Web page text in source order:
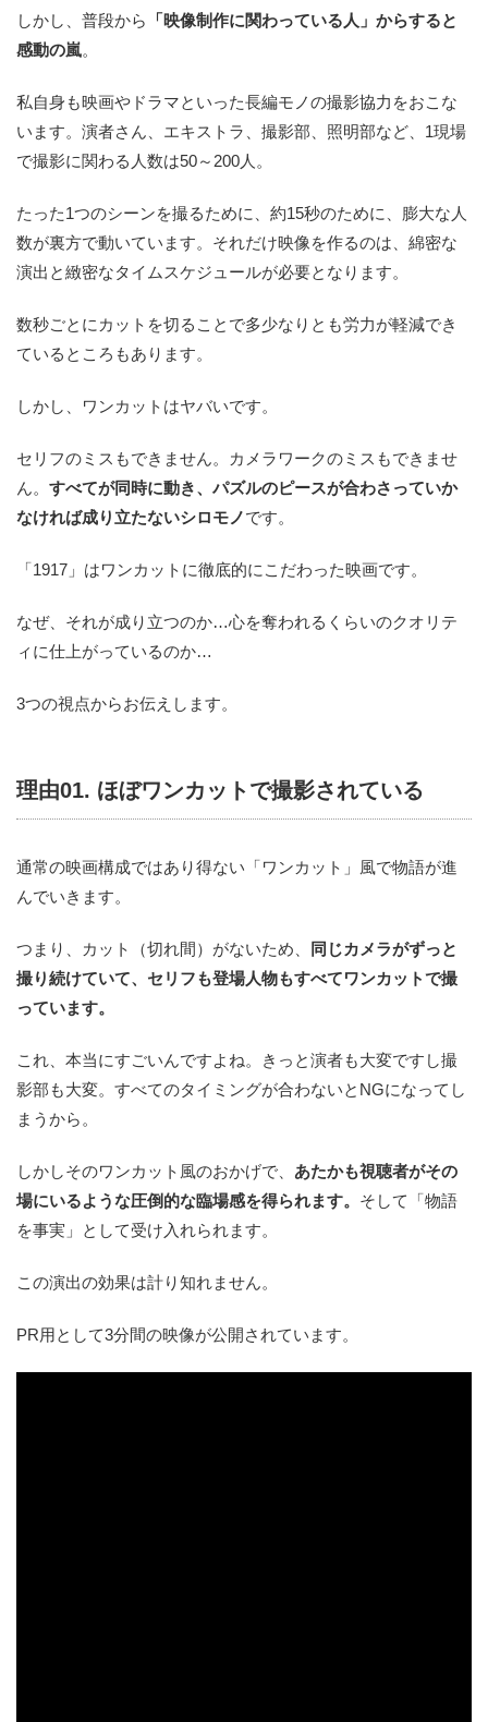
しかし、普段から
「映像制作に関わっている人」からすると
感動の嵐。
私自身も映画やドラマといった長編モノの撮影協力をおこな
います。演者さん、エキストラ、撮影部、照明部など、1現場
で撮影に関わる人数は50～200人。
たった1つのシーンを撮るために、約15秒のために、膨大な人
数が裏方で動いています。それだけ映像を作るのは、綿密な
演出と緻密なタイムスケジュールが必要となります。
数秒ごとにカットを切ることで多少なりとも労力が軽減でき
ているところもあります。
しかし、ワンカットはヤバいです。
セリフのミスもできません。カメラワークのミスもできませ
ん。 すべてが同時に動き、パズルのピースが合わさっていか
なければ成り立たないシロモノです。
「1917」はワンカットに徹底的にこだわった映画です。
なぜ、それが成り立つのか…心を奪われるくらいのクオリテ
ィに仕上がっているのか…
3つの視点からお伝えします。
理由01. ほぼワンカットで撮影されている
通常の映画構成ではあり得ない「ワンカット」風で物語が進
んでいきます。
つまり、カット（切れ間）がないため、
同じカメラがずっと
撮り続けていて、セリフも登場人物もすべてワンカットで撮
っています。
これ、本当にすごいんですよね。きっと演者も大変ですし撮
影部も大変。すべてのタイミングが合わないとNGになってし
まうから。
しかしそのワンカット風のおかげで、 あたかも視聴者がその
場にいるような圧倒的な臨場感を得られます。 そして「物語
を事実」として受け入れられます。
この演出の効果は計り知れません。
PR用として3分間の映像が公開されています。